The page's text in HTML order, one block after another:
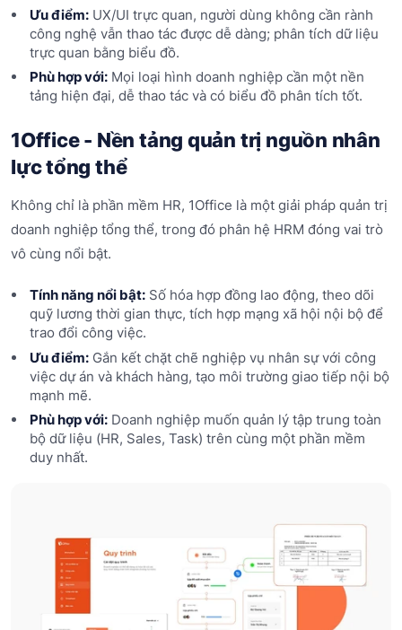
Ưu điểm:UX/UI trực quan, người dùng không cần rành
công nghệ vẫn thao tác được dễ dàng; phân tích dữ liệu
trực quan bằng biểu đồ.
Phù hợp với:Mọi loại hình doanh nghiệp cần một nền
tảng hiện đại, dễ thao tác và có biểu đồ phân tích tốt.
1Office - Nền tảng quản trị nguồn nhân
lực tổng thể
Không chỉ là phần mềm HR, 1Office là một giải pháp quản trị
doanh nghiệp tổng thể, trong đó phân hệ HRM đóng vai trò
vô cùng nổi bật.
Tính năng nổi bật:Số hóa hợp đồng lao động, theo dõi
quỹ lương thời gian thực, tích hợp mạng xã hội nội bộ để
trao đổi công việc.
Ưu điểm:Gắn kết chặt chẽ nghiệp vụ nhân sự với công
việc dự án và khách hàng, tạo môi trường giao tiếp nội bộ
mạnh mẽ.
Phù hợp với:Doanh nghiệp muốn quản lý tập trung toàn
bộ dữ liệu (HR, Sales, Task) trên cùng một phần mềm
duy nhất.